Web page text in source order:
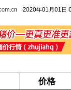
2020年01月01日
价格